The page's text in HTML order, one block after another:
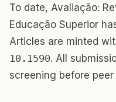
To date, Avaliação:
Educação Superior
Articles are minted
10.1590. All
screening before peer